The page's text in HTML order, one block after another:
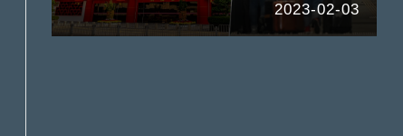
2023-02-03